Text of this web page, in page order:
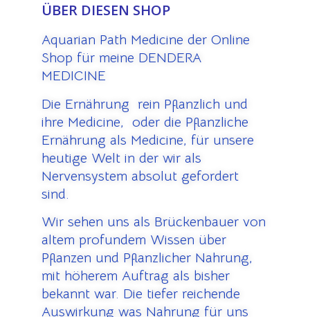
ÜBER DIESEN SHOP
Aquarian Path Medicine der Online
Shop für meine DENDERA
MEDICINE
Die Ernährung rein Pflanzlich und
ihre Medicine, oder die Pflanzliche
Ernährung als Medicine, für unsere
heutige Welt in der wir als
Nervensystem absolut gefordert
sind.
Wir sehen uns als Brückenbauer von
altem profundem Wissen über
Pflanzen und Pflanzlicher Nahrung,
mit höherem Auftrag als bisher
bekannt war. Die tiefer reichende
Auswirkung was Nahrung für uns